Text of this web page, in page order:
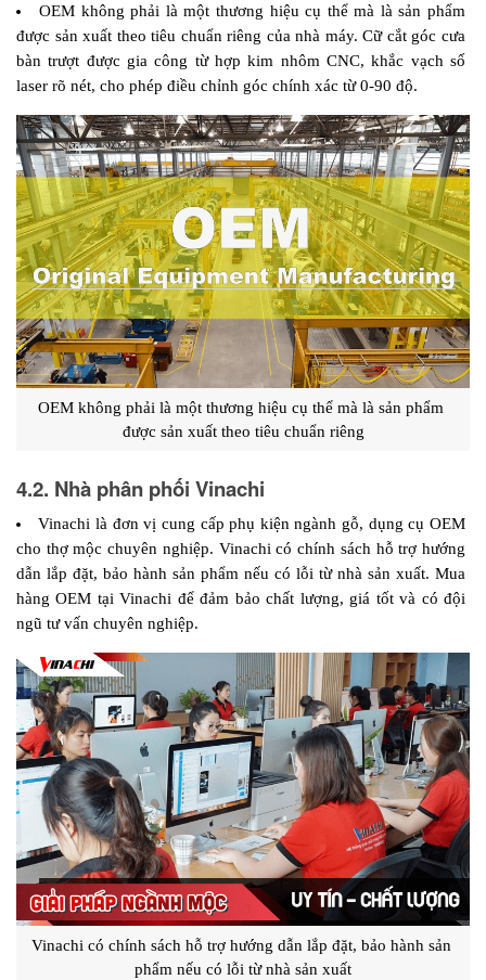
OEM không phải là một thương hiệu cụ thể mà là sản phẩm
được sản xuất theo tiêu chuẩn riêng của nhà máy. Cữ cắt góc cưa
bàn trượt được gia công từ hợp kim nhôm CNC, khắc vạch số
laser rõ nét, cho phép điều chỉnh góc chính xác từ 0-90 độ.
OEM không phải là một thương hiệu cụ thể mà là sản phẩm
được sản xuất theo tiêu chuẩn riêng
4.2. Nhà phân phối Vinachi
Vinachi là đơn vị cung cấp phụ kiện ngành gỗ, dụng cụ OEM
cho thợ mộc chuyên nghiệp. Vinachi có chính sách hỗ trợ hướng
dẫn lắp đặt, bảo hành sản phẩm nếu có lỗi từ nhà sản xuất. Mua
hàng OEM tại Vinachi để đảm bảo chất lượng, giá tốt và có đội
ngũ tư vấn chuyên nghiệp.
Vinachi có chính sách hỗ trợ hướng dẫn lắp đặt, bảo hành sản
phẩm nếu có lỗi từ nhà sản xuất